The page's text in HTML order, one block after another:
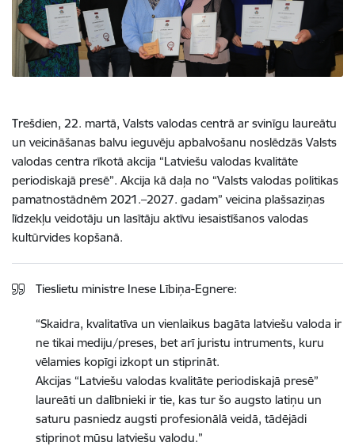
Trešdien, 22. martā, Valsts valodas centrā ar svinīgu laureātu
un veicināšanas balvu ieguvēju apbalvošanu noslēdzās Valsts
valodas centra rīkotā akcija “Latviešu valodas kvalitāte
periodiskajā presē”. Akcija kā daļa no “Valsts valodas politikas
pamatnostādnēm 2021.–2027. gadam” veicina plašsaziņas
līdzekļu veidotāju un lasītāju aktīvu iesaistīšanos valodas
kultūrvides kopšanā.
Tieslietu ministre Inese Lībiņa-Egnere:
“Skaidra, kvalitatīva un vienlaikus bagāta latviešu valoda ir
ne tikai mediju/preses, bet arī juristu intruments, kuru
vēlamies kopīgi izkopt un stiprināt.
Akcijas “Latviešu valodas kvalitāte periodiskajā presē”
laureāti un dalībnieki ir tie, kas tur šo augsto latiņu un
saturu pasniedz augsti profesionālā veidā, tādējādi
stiprinot mūsu latviešu valodu.”